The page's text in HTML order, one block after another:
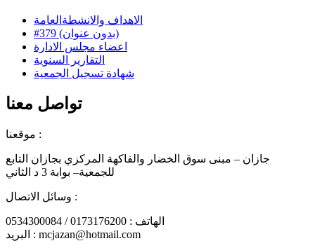
الاهداف والانشطةالعامة
#379 (بدون عنوان)
اعضاء مجلس الادارة
التقارير السنوية
شهادة تسجيل الجمعية
تواصل معنا
موقعنا :
جازان – مبنى سوق الخضار والفاكهة المركزي بجازان التابع
للجمعية– بوابة 3 د الثاني
وسائل الاتصال :
الهاتف : 0173176200 / 0534300084
البريد : mcjazan@hotmail.com